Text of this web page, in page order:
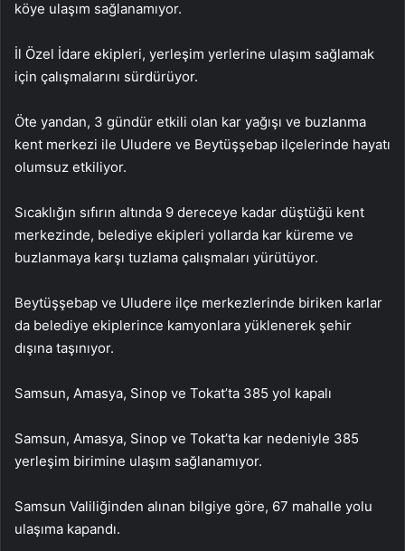
köye ulaşım sağlanamıyor.
İl Özel İdare ekipleri, yerleşim yerlerine ulaşım sağlamak
için çalışmalarını sürdürüyor.
Öte yandan, 3 gündür etkili olan kar yağışı ve buzlanma
kent merkezi ile Uludere ve Beytüşşebap ilçelerinde hayatı
olumsuz etkiliyor.
Sıcaklığın sıfırın altında 9 dereceye kadar düştüğü kent
merkezinde, belediye ekipleri yollarda kar küreme ve
buzlanmaya karşı tuzlama çalışmaları yürütüyor.
Beytüşşebap ve Uludere ilçe merkezlerinde biriken karlar
da belediye ekiplerince kamyonlara yüklenerek şehir
dışına taşınıyor.
Samsun, Amasya, Sinop ve Tokat’ta 385 yol kapalı
Samsun, Amasya, Sinop ve Tokat’ta kar nedeniyle 385
yerleşim birimine ulaşım sağlanamıyor.
Samsun Valiliğinden alınan bilgiye göre, 67 mahalle yolu
ulaşıma kapandı.